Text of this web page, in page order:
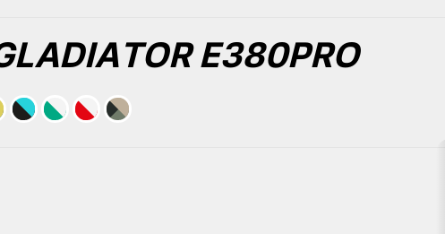
E380PRO